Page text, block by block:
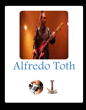
Alfredo Toth